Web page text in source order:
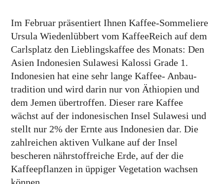
Im Februar präsentiert Ihnen Kaffee-Somme­liere
Ursula Wieden­lübbert vom Kaffee­Reich auf dem
Carls­platz den Lieblings­kaffee des Monats: Den
Asien Indo­nesien Sula­wesi Kalossi Grade 1.
Indo­nesien hat eine sehr lange Kaffee- Anbau­
tradition und wird darin nur von Äthiopien und
dem Jemen über­troffen. Dieser rare Kaffee
wächst auf der indo­nesischen Insel Sula­wesi und
stellt nur 2% der Ernte aus Indo­nesien dar. Die
zahl­reichen aktiven Vulkane auf der Insel
bescheren nähr­stoff­reiche Erde, auf der die
Kaffee­pflanzen in üppiger Vege­tation wachsen